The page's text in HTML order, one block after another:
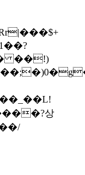
��!)